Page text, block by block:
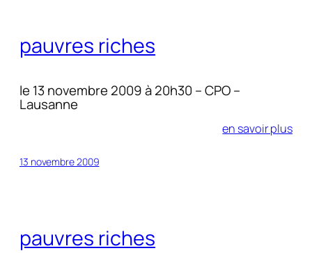
pauvres riches
le 13 novembre 2009 à 20h30 – CPO –
Lausanne
en savoir plus
13 novembre 2009
pauvres riches